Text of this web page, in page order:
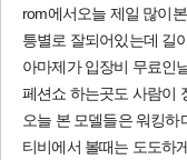
rom에서오늘 제일 많이
틍별로 잘되어있는데 길
아마제가 입장비 무료인
페션쇼 하는곳도 사람이
오늘 본 모델들은 워킹
티비에서 볼때는 도도하